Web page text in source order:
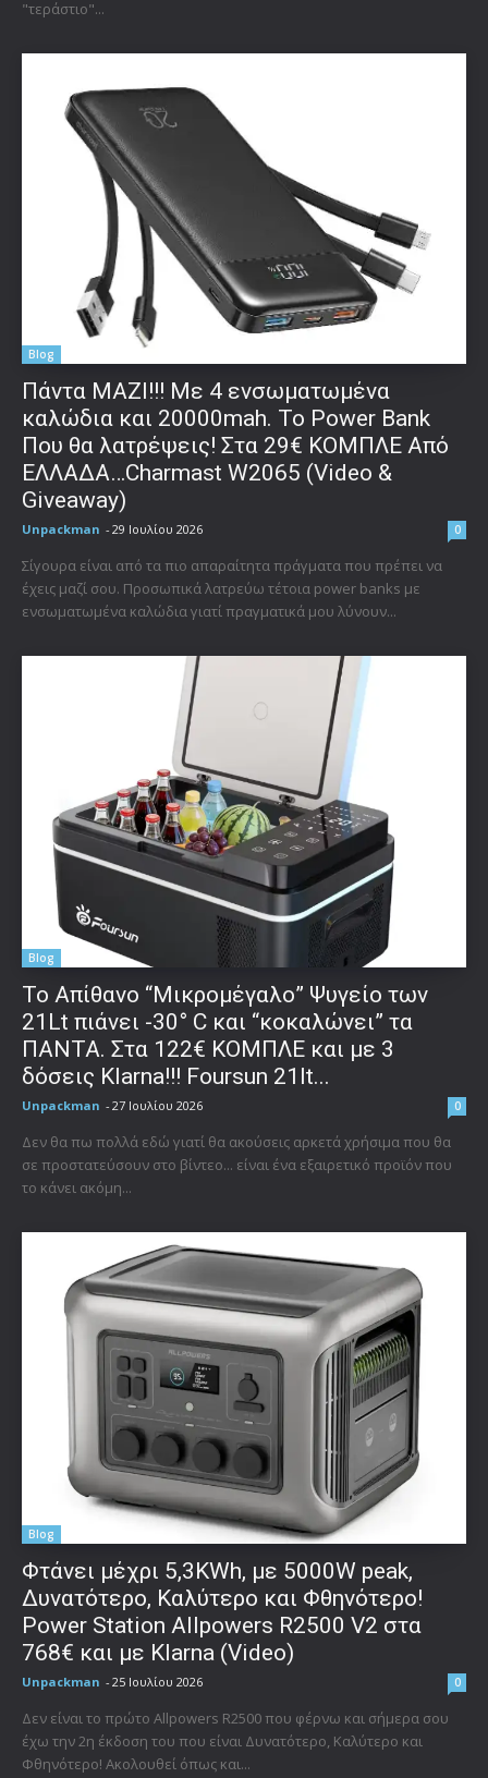
"τεράστιο"...
Blog
Πάντα ΜΑΖΙ!!! Με 4 ενσωματωμένα
καλώδια και 20000mah. Το Power Bank
Που θα λατρέψεις! Στα 29€ ΚΟΜΠΛΕ Από
ΕΛΛΑΔΑ…Charmast W2065 (Video &
Giveaway)
Unpackman - 29 Ιουλίου 2026 0
Σίγουρα είναι από τα πιο απαραίτητα πράγματα που πρέπει να
έχεις μαζί σου. Προσωπικά λατρεύω τέτοια power banks με
ενσωματωμένα καλώδια γιατί πραγματικά μου λύνουν...
Blog
Το Απίθανο “Μικρομέγαλο” Ψυγείο των
21Lt πιάνει -30° C και “κοκαλώνει” τα
ΠΑΝΤΑ. Στα 122€ ΚΟΜΠΛΕ και με 3
δόσεις Klarna!!! Foursun 21lt...
Unpackman - 27 Ιουλίου 2026 0
Δεν θα πω πολλά εδώ γιατί θα ακούσεις αρκετά χρήσιμα που θα
σε προστατεύσουν στο βίντεο... είναι ένα εξαιρετικό προϊόν που
το κάνει ακόμη...
Blog
Φτάνει μέχρι 5,3KWh, με 5000W peak,
Δυνατότερο, Καλύτερο και Φθηνότερο!
Power Station Allpowers R2500 V2 στα
768€ και με Klarna (Video)
Unpackman - 25 Ιουλίου 2026 0
Δεν είναι το πρώτο Allpowers R2500 που φέρνω και σήμερα σου
έχω την 2η έκδοση του που είναι Δυνατότερο, Καλύτερο και
Φθηνότερο! Ακολουθεί όπως και...